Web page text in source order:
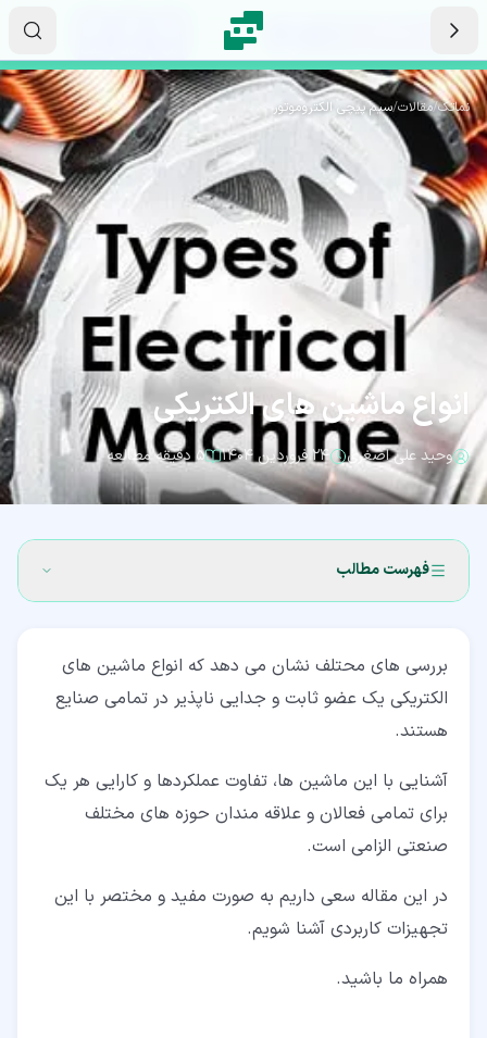
نماتک/مقالات/سیم پیچی الکتروموتور
انواع ماشین های الکتریکی
وحید علی اصغری ۲۴ فروردین ۱۴۰۴ ۵ دقیقه مطالعه
فهرست مطالب
۲‏- انواع ماشین های الکتریکی در صنعت
۲‏-‏۲‏- دسته بندی انواع ماشین های الکتریکی بر اساس جریان
۲‏-‏۳‏- دسته بندی انواع ماشین های الکتریکی بر اساس جریان
۳‏- برتری ماشین بر دیگر محرکه های الکتریکی
بررسی های محتلف نشان می دهد که انواع ماشین های
الکتریکی یک عضو ثابت و جدایی ناپذیر در تمامی صنایع
هستند.
آشنایی با این ماشین ها، تفاوت عملکردها و کارایی هر یک
برای تمامی فعالان و علاقه مندان حوزه های مختلف
صنعتی الزامی است.
در این مقاله سعی داریم به صورت مفید و مختصر با این
تجهیزات کاربردی آشنا شویم.
همراه ما باشید.